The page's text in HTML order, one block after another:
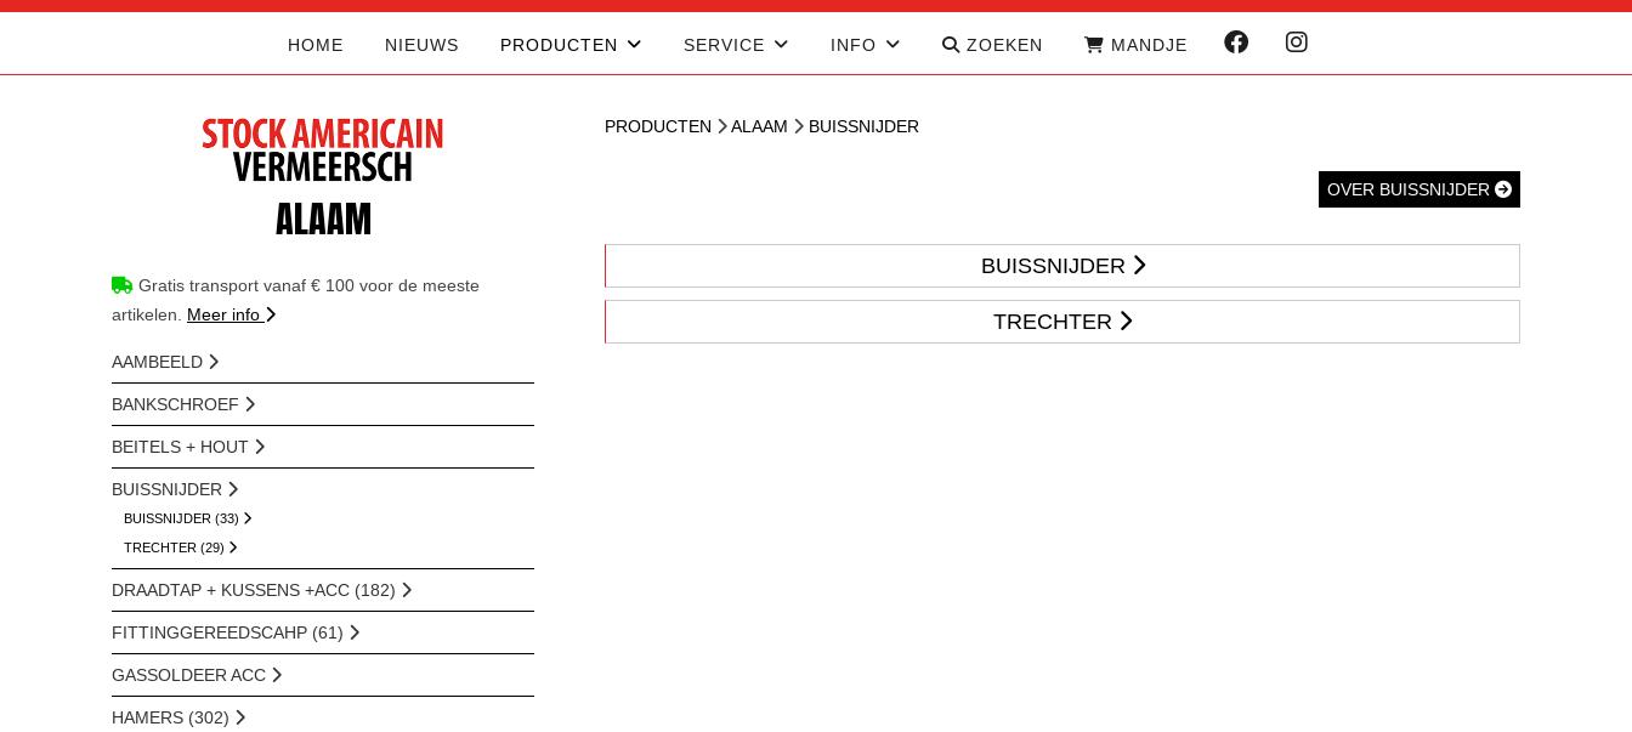
HOME NIEUWS PRODUCTEN SERVICE INFO ZOEKEN MANDJE
ALAAM
Gratis transport vanaf € 100 voor de meeste
artikelen. Meer info
AAMBEELD
BANKSCHROEF
BEITELS + HOUT
BUISSNIJDER
BUISSNIJDER (33)
TRECHTER (29)
DRAADTAP + KUSSENS +ACC (182)
FITTINGGEREEDSCAHP (61)
GASSOLDEER ACC
HAMERS (302)
PRODUCTEN ALAAM BUISSNIJDER
OVER BUISSNIJDER
BUISSNIJDER
TRECHTER